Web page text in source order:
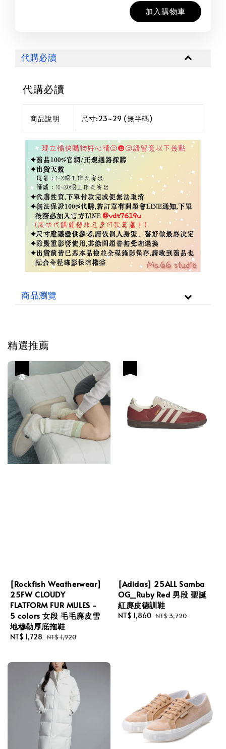
加入購物車
代購必讀
代購必讀
商品說明 尺寸:23~29 (無半碼)
商品瀏覽
精選推薦
[Rockfish Weatherwear]
25FW CLOUDY
FLATFORM FUR MULES -
5 colors 女段 毛毛麂皮雪
地穆勒厚底拖鞋
Sale
NT$ 1,728 Regular
NT$ 1,920
[Adidas] 25ALL Samba
OG_Ruby Red 男段 聖誕
紅麂皮德訓鞋
Sale
NT$ 1,860 Regular
NT$ 3,720